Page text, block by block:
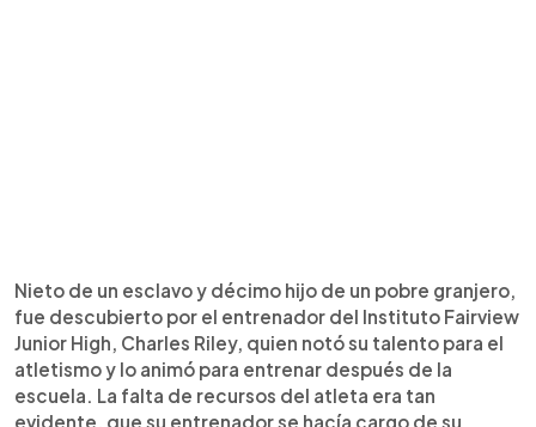
Nieto de un esclavo y décimo hijo de un pobre granjero,
fue descubierto por el entrenador del Instituto Fairview
Junior High, Charles Riley, quien notó su talento para el
atletismo y lo animó para entrenar después de la
escuela. La falta de recursos del atleta era tan
evidente, que su entrenador se hacía cargo de su